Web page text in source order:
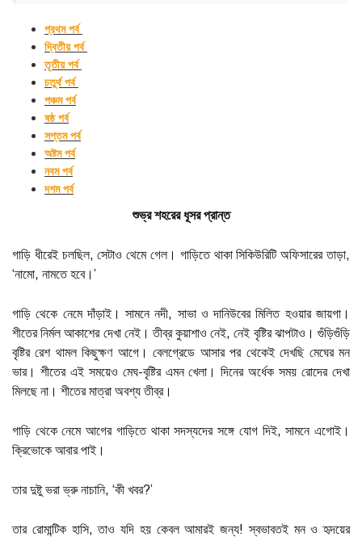
প্রথম পর্ব
দ্বিতীয় পর্ব
তৃতীয় পর্ব
চতুর্থ পর্ব
পঞ্চম পর্ব
ষষ্ঠ পর্ব
সপ্তম পর্ব
অষ্টম পর্ব
নবম পর্ব
দশম পর্ব
শুভ্র শহরের ধূসর প্রান্ত
গাড়ি ধীরেই চলছিল, সেটাও থেমে গেল। গাড়িতে থাকা সিকিউরিটি অফিসারের তাড়া,
‘নামো, নামতে হবে।’
গাড়ি থেকে নেমে দাঁড়াই। সামনে নদী, সাভা ও দানিউবের মিলিত হওয়ার জায়গা।
শীতের নির্মল আকাশের দেখা নেই। তীব্র কুয়াশাও নেই, নেই বৃষ্টির ঝাপটাও। গুঁড়িগুঁড়ি
বৃষ্টির রেশ থামল কিছুক্ষণ আগে। বেলগ্রেডে আসার পর থেকেই দেখছি মেঘের মন
ভার। শীতের এই সময়েও মেঘ-বৃষ্টির এমন খেলা। দিনের অর্ধেক সময় রোদের দেখা
মিলছে না। শীতের মাত্রা অবশ্য তীব্র।
গাড়ি থেকে নেমে আগের গাড়িতে থাকা সদস্যদের সঙ্গে যোগ দিই, সামনে এগোই।
ক্রিভোকে আবার পাই।
তার দুষ্টু ভরা ভ্রু নাচানি, ‘কী খবর?’
তার রোমান্টিক হাসি, তাও যদি হয় কেবল আমারই জন্য! স্বভাবতই মন ও হৃদয়ের